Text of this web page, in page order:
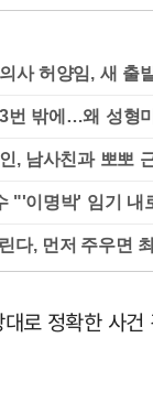
사 허양임, 새 출
번 밖에…왜 성형
, 남사친과 뽀뽀
"'이명박' 임기
로 정확한 사건